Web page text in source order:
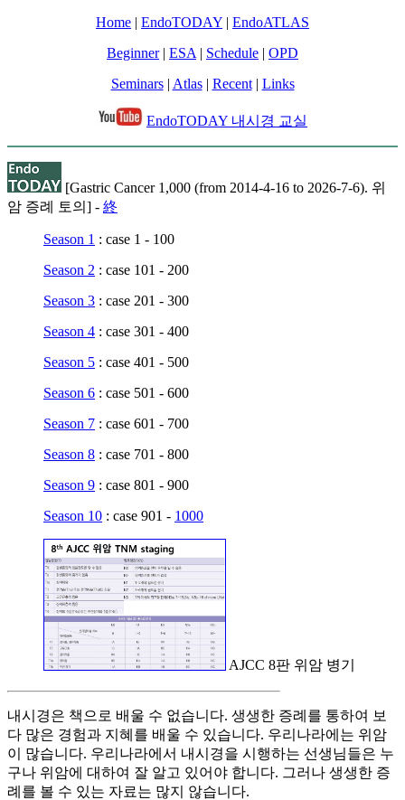
Home | EndoTODAY | EndoATLAS
Beginner| ESA | Schedule | OPD
Seminars| Atlas| Recent| Links
EndoTODAY 내시경 교실
[Gastric Cancer 1,000 (from 2014-4-16 to 2026-7-6). 위
암 증례 토의] - 終
Season 1 : case 1 - 100
Season 2 : case 101 - 200
Season 3 : case 201 - 300
Season 4 : case 301 - 400
Season 5 : case 401 - 500
Season 6 : case 501 - 600
Season 7 : case 601 - 700
Season 8 : case 701 - 800
Season 9 : case 801 - 900
Season 10 : case 901 - 1000
AJCC 8판 위암 병기
내시경은 책으로 배울 수 없습니다. 생생한 증례를 통하여 보
다 많은 경험과 지혜를 배울 수 있습니다. 우리나라에는 위암
이 많습니다. 우리나라에서 내시경을 시행하는 선생님들은 누
구나 위암에 대하여 잘 알고 있어야 합니다. 그러나 생생한 증
례를 볼 수 있는 자료는 많지 않습니다.